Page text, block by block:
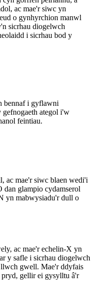
ac mae'r siwc yn
o gynhyrchion manwl
sicrhau diogelwch
i sicrhau bod y
bennaf i gyflawni
ategol i'w
feintiau.
ac mae'r siwc blaen wedi'i
glampio cydamserol
yn mabwysiadu'r dull o
ac mae'r echelin-X yn
y safle i sicrhau diogelwch
gwell. Mae'r ddyfais
gellir ei gysylltu â'r